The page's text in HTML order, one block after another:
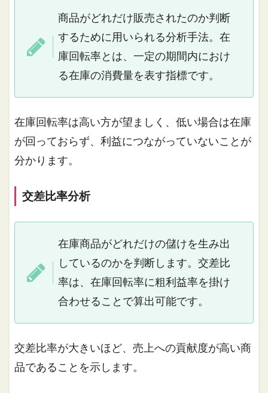
商品がどれだけ販売されたのか判断
するために用いられる分析手法。在
庫回転率とは、一定の期間内におけ
る在庫の消費量を表す指標です。
在庫回転率は高い方が望ましく、低い場合は在庫
が回っておらず、利益につながっていないことが
分かります。
交差比率分析
在庫商品がどれだけの儲けを生み出
しているのかを判断します。交差比
率は、在庫回転率に粗利益率を掛け
合わせることで算出可能です。
交差比率が大きいほど、売上への貢献度が高い商
品であることを示します。